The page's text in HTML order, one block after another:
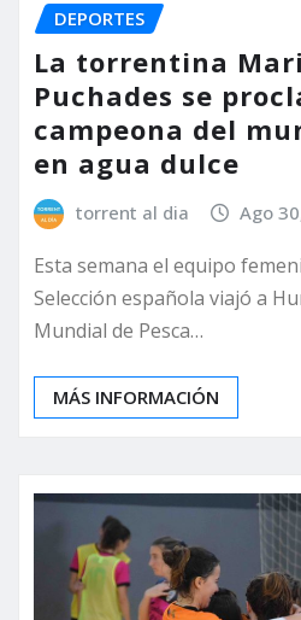
DEPORTES
La torrentina
Puchades se
campeona del
en agua dulce
torrent al dia Ago
Esta semana el equipo
Selección española viajó a
Mundial de Pesca…
MÁS INFORMACIÓN